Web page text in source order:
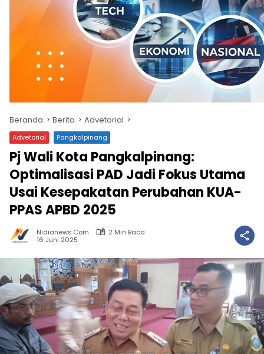
Beranda Berita Advetorial
Advetorial Pangkalpinang
Pj Wali Kota Pangkalpinang:
Optimalisasi PAD Jadi Fokus Utama
Usai Kesepakatan Perubahan KUA-
PPAS APBD 2025
Nidianews.com
2 Min Baca
16 Juni 2025